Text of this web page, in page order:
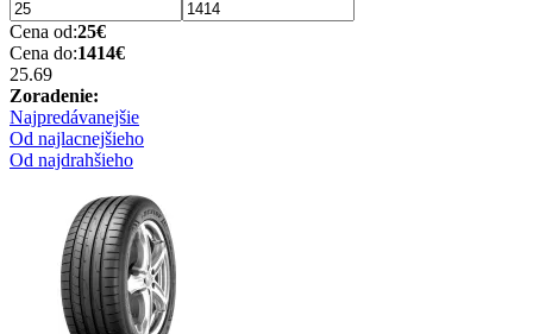
Cena od:25€
Cena do:1414€
25.69
Zoradenie:
Najpredávanejšie
Od najlacnejšieho
Od najdrahšieho